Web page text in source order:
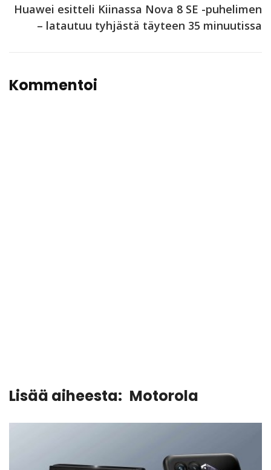
Huawei esitteli Kiinassa Nova 8 SE -puhelimen
– latautuu tyhjästä täyteen 35 minuutissa
Kommentoi
Lisää aiheesta: Motorola